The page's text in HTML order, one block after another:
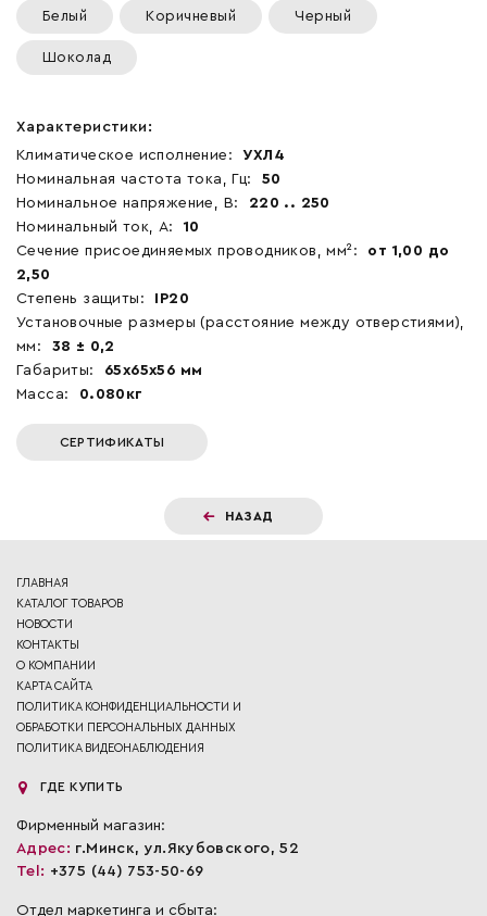
Белый Коричневый Черный
Шоколад
Характеристики:
Климатическое исполнение:
УХЛ4
Номинальная частота тока, Гц:
50
Номинальное напряжение, В:
220 .. 250
Номинальный ток, А:
10
Сечение присоединяемых проводников, мм²:
от 1,00 до
2,50
Степень защиты:
IP20
Установочные размеры (расстояние между отверстиями),
мм:
38 ± 0,2
Габариты:
65x65x56 мм
Масса:
0.080кг
СЕРТИФИКАТЫ
НАЗАД
ГЛАВНАЯ
КАТАЛОГ ТОВАРОВ
НОВОСТИ
КОНТАКТЫ
О КОМПАНИИ
КАРТА САЙТА
ПОЛИТИКА КОНФИДЕНЦИАЛЬНОСТИ И
ОБРАБОТКИ ПЕРСОНАЛЬНЫХ ДАННЫХ
ПОЛИТИКА ВИДЕОНАБЛЮДЕНИЯ
ГДЕ КУПИТЬ
Фирменный магазин:
Адрес: г.Минск, ул.Якубовского, 52
Tel: +375 (44) 753-50-69
Отдел маркетинга и сбыта: